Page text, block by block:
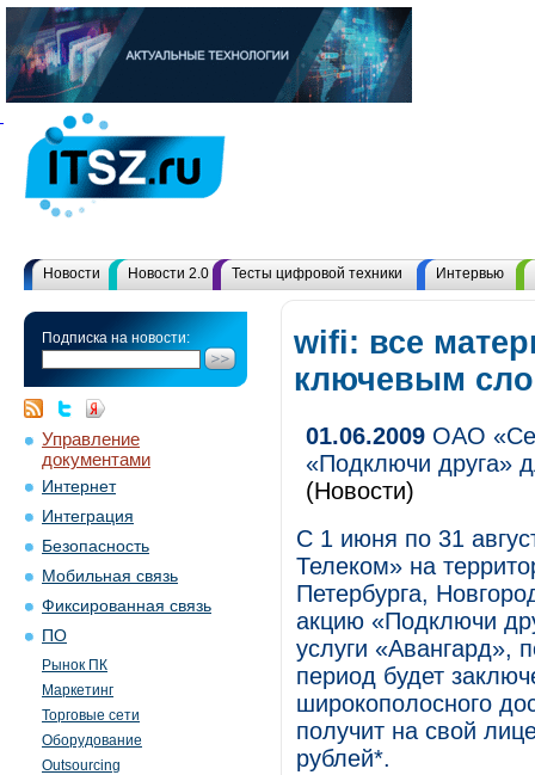
Новости Новости 2.0 Тесты цифровой техники Интервью
Подписка на новости:
Управление
документами
Интернет
Интеграция
Безопасность
Мобильная связь
Фиксированная связь
ПО
Рынок ПК
Маркетинг
Торговые сети
Оборудование
Outsourcing
wifi: все
ключевым
01.06.2009 ОАО
«Подключи друга»
(Новости)
С 1 июня по 31
Телеком» на
Петербурга,
акцию «Подключи
услуги «Авангард»,
период будет
широкополосного
получит на свой
рублей*.